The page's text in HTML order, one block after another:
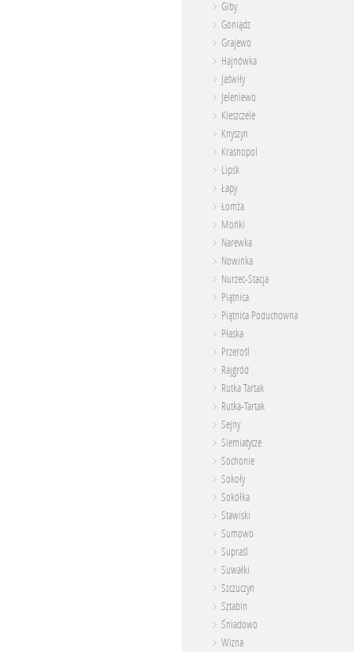
Giby
Goniądz
Grajewo
Hajnówka
Jaświły
Jeleniewo
Kleszczele
Knyszyn
Krasnopol
Lipsk
Łapy
Łomża
Mońki
Narewka
Nowinka
Nurzec-Stacja
Piątnica
Piątnica Poduchowna
Płaska
Przerośl
Rajgród
Rutka Tartak
Rutka-Tartak
Sejny
Siemiatycze
Sochonie
Sokoły
Sokółka
Stawiski
Sumowo
Supraśl
Suwałki
Szczuczyn
Sztabin
Śniadowo
Wizna